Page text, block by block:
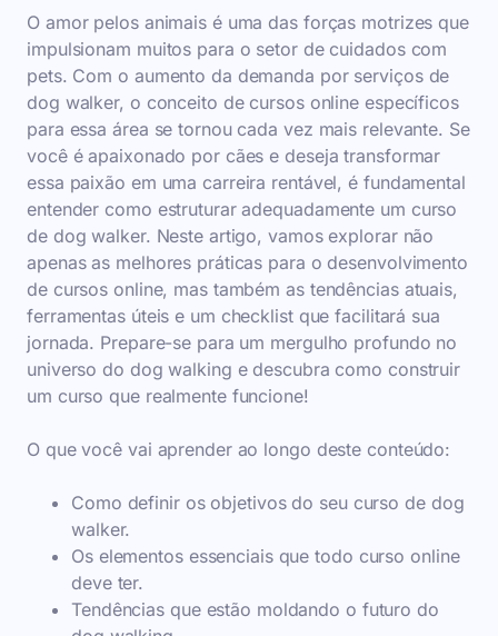
O amor pelos animais é uma das forças motrizes que
impulsionam muitos para o setor de cuidados com
pets. Com o aumento da demanda por serviços de
dog walker, o conceito de cursos online específicos
para essa área se tornou cada vez mais relevante. Se
você é apaixonado por cães e deseja transformar
essa paixão em uma carreira rentável, é fundamental
entender como estruturar adequadamente um curso
de dog walker. Neste artigo, vamos explorar não
apenas as melhores práticas para o desenvolvimento
de cursos online, mas também as tendências atuais,
ferramentas úteis e um checklist que facilitará sua
jornada. Prepare-se para um mergulho profundo no
universo do dog walking e descubra como construir
um curso que realmente funcione!
O que você vai aprender ao longo deste conteúdo:
Como definir os objetivos do seu curso de dog
walker.
Os elementos essenciais que todo curso online
deve ter.
Tendências que estão moldando o futuro do